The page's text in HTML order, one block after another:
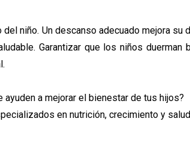
del niño. Un descanso adecuado mejora
Garantizar que los niños
a mejorar el bienestar de tus hijos?
en nutrición, crecimiento y